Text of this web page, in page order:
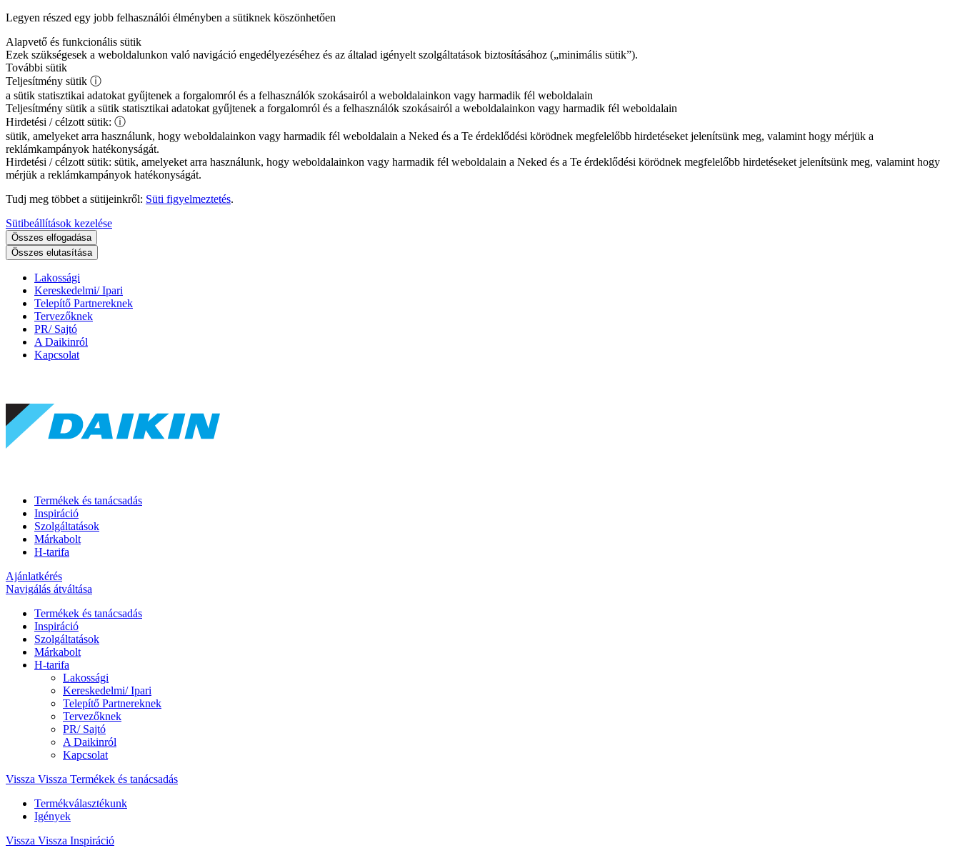
Legyen részed egy jobb felhasználói élményben a sütiknek köszönhetően
Alapvető és funkcionális sütik
Ezek szükségesek a weboldalunkon való navigáció engedélyezéséhez és az általad igényelt szolgáltatások biztosításához („minimális sütik”).
További sütik
Teljesítmény sütik ⓘ
a sütik statisztikai adatokat gyűjtenek a forgalomról és a felhasználók szokásairól a weboldalainkon vagy harmadik fél weboldalain
Teljesítmény sütik a sütik statisztikai adatokat gyűjtenek a forgalomról és a felhasználók szokásairól a weboldalainkon vagy harmadik fél weboldalain
Hirdetési / célzott sütik: ⓘ
sütik, amelyeket arra használunk, hogy weboldalainkon vagy harmadik fél weboldalain a Neked és a Te érdeklődési körödnek megfelelőbb hirdetéseket jelenítsünk meg, valamint hogy mérjük a
reklámkampányok hatékonyságát.
Hirdetési / célzott sütik: sütik, amelyeket arra használunk, hogy weboldalainkon vagy harmadik fél weboldalain a Neked és a Te érdeklődési körödnek megfelelőbb hirdetéseket jelenítsünk meg, valamint hogy
mérjük a reklámkampányok hatékonyságát.
Tudj meg többet a sütijeinkről: Süti figyelmeztetés.
Sütibeállítások kezelése
Összes elfogadása
Összes elutasítása
Lakossági
Kereskedelmi/ Ipari
Telepítő Partnereknek
Tervezőknek
PR/ Sajtó
A Daikinról
Kapcsolat
Termékek és tanácsadás
Inspiráció
Szolgáltatások
Márkabolt
H-tarifa
Ajánlatkérés
Navigálás átváltása
Termékek és tanácsadás
Inspiráció
Szolgáltatások
Márkabolt
H-tarifa
Lakossági
Kereskedelmi/ Ipari
Telepítő Partnereknek
Tervezőknek
PR/ Sajtó
A Daikinról
Kapcsolat
Vissza Vissza Termékek és tanácsadás
Termékválasztékunk
Igények
Vissza Vissza Inspiráció